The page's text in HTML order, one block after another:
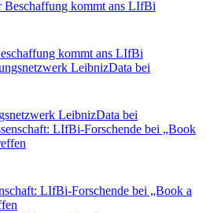
kommt ans LIfBi
LeibnizData bei
LIfBi-Forschende bei „Book a